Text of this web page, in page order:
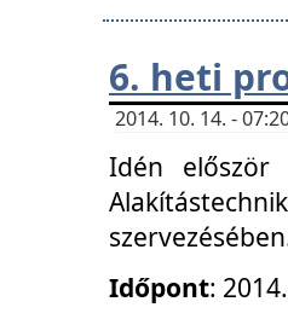
6. heti
2014. 10. 14. -
Idén
Időpont: